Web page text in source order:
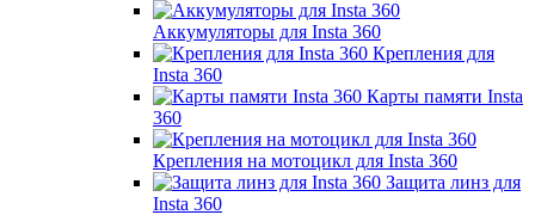
Аккумуляторы для Insta 360
Крепления для
Insta 360
Карты памяти Insta
360
Крепления на мотоцикл для Insta 360
Защита линз для
Insta 360